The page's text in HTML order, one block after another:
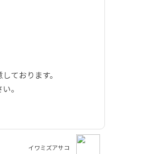
ております。
。
イワミズアサコ